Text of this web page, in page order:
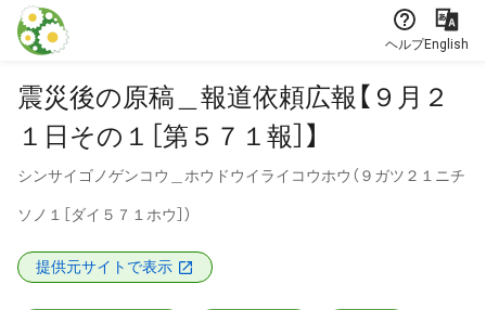
本文に飛ぶ
ヘルプEnglish
震災後の原稿＿報道依頼広報【９月２
１日その１［第５７１報］】
シンサイゴノゲンコウ＿ホウドウイライコウホウ（９ガツ２１ニチ
ソノ１［ダイ５７１ホウ］）
提供元サイトで表示